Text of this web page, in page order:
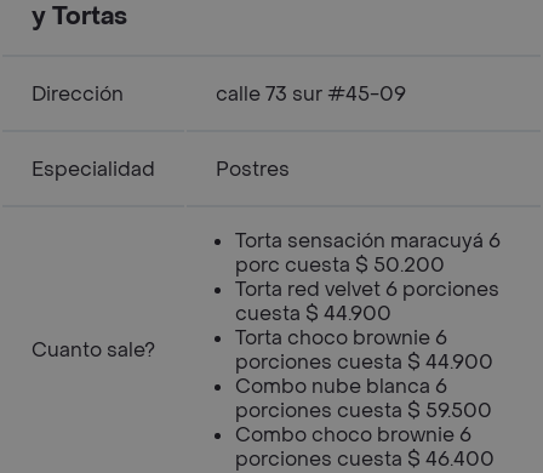
y Tortas
Dirección calle 73 sur #45-09
Especialidad Postres
Cuanto sale?
Torta sensación maracuyá 6
porc cuesta $ 50.200
Torta red velvet 6 porciones
cuesta $ 44.900
Torta choco brownie 6
porciones cuesta $ 44.900
Combo nube blanca 6
porciones cuesta $ 59.500
Combo choco brownie 6
porciones cuesta $ 46.400